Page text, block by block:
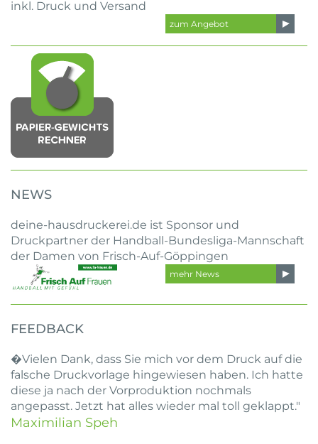
inkl. Druck und Versand
zum Angebot
NEWS
deine-hausdruckerei.de ist Sponsor und
Druckpartner der Handball-Bundesliga-Mannschaft
der Damen von Frisch-Auf-Göppingen
mehr News
FEEDBACK
�Vielen Dank, dass Sie mich vor dem Druck auf die
falsche Druckvorlage hingewiesen haben. Ich hatte
diese ja nach der Vorproduktion nochmals
angepasst. Jetzt hat alles wieder mal toll geklappt."
Maximilian Speh